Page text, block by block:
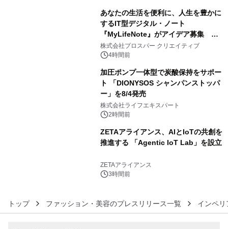
あなたの生活を便利に、人生を豊かに
するIT型デジタル・ノート
『MyLifeNote』がアイデア募集 優
秀賞100名に1年間無償試用
株式会社プロスパー クリエイティブ
4時間前
加圧ポンプ一体型で炭酸保持をサポー
ト 「DIONYSOS シャンパンストッパ
ー」を8/4発売
株式会社ライフエキスパート
2時間前
ZETAアライアンス、AIとIoTの共創を
推進する 「Agentic IoT Lab」を設立
ZETAアライアンス
3時間前
トップ ファッション・美容のプレスリリース一覧 インペ